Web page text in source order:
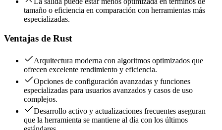
tamaño o eficiencia en comparación con herramientas más
especializadas.
Ventajas de Rust
Arquitectura moderna con algoritmos optimizados que
ofrecen excelente rendimiento y eficiencia.
Opciones de configuración avanzadas y funciones
especializadas para usuarios avanzados y casos de uso
complejos.
Desarrollo activo y actualizaciones frecuentes aseguran
que la herramienta se mantiene al día con los últimos